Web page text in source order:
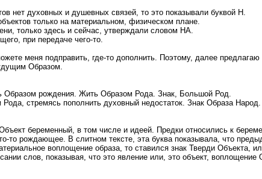
нет духовных и душевных связей, то это показывали буквой Н.
только на материальном, физическом плане.
только здесь и сейчас, утверждали словом НА.
при передаче чего-то.
меня подправить, где-то дополнить. Поэтому, далее
Образом.
рождения. Жить Образом Рода. Знак, Большой Род.
стремясь пополнить духовный недостаток. Знак Образа Народ.
беременный, в том числе и идеей. Предки относились к
то рождающее. В слитном тексте, эта буква показывала, что
воплощение образа, то ставился знак Тверди Объекта,
слов, показывая, что это явление или, это объект,